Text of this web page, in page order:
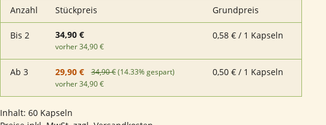
Anzahl Stückpreis Grundpreis
Bis 2 34,90 €
vorher 34,90 €
0,58 € / 1 Kapseln
Ab 3 29,90 € 34,90 €(14.33% gespart)
vorher 34,90 €
0,50 € / 1 Kapseln
Inhalt: 60 Kapseln